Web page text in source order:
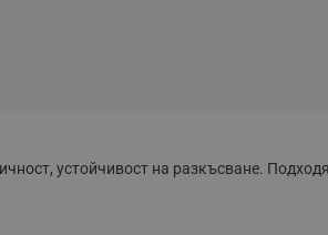
устойчивост на разкъсване.